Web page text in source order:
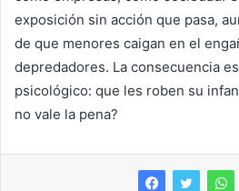
exposición sin acción que pasa,
de que menores caigan en el
depredadores. La consecuencia
psicológico: que les roben su
no vale la pena?